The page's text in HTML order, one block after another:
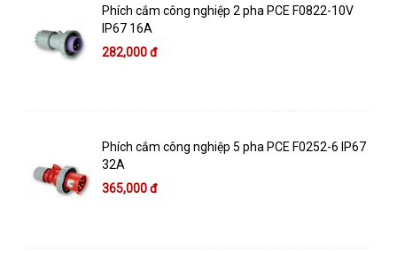
Phích cắm công nghiệp 2 pha PCE F0822-10V
IP67 16A
282,000 đ
Phích cắm công nghiệp 5 pha PCE F0252-6 IP67
32A
365,000 đ